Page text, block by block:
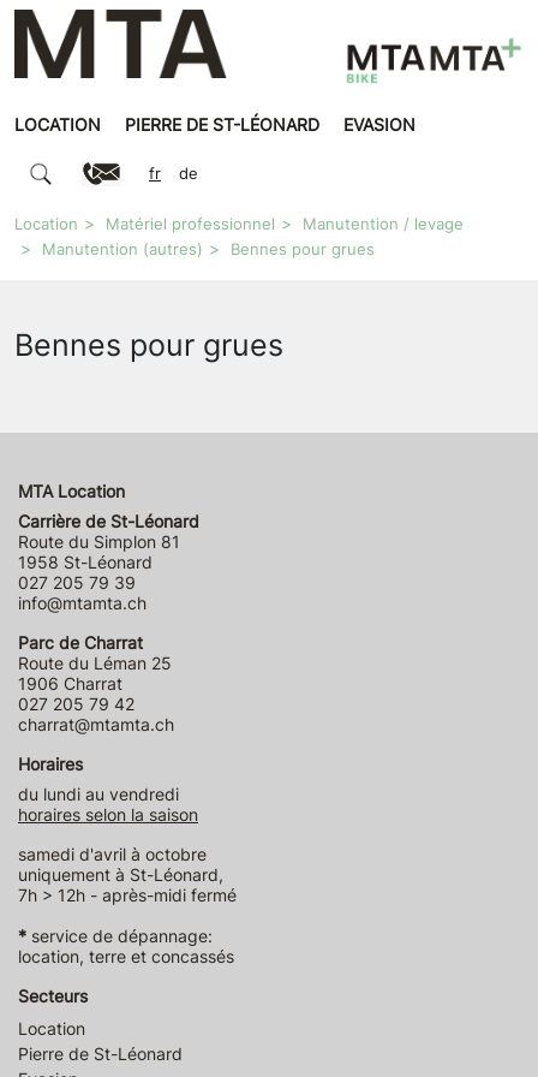
LOCATION PIERRE DE ST-LÉONARD EVASION
fr de
Location Matériel professionnel
Manutention / levage
Manutention (autres)
Bennes pour grues
Bennes pour grues
MTA Location
Carrière de St-Léonard
Route du Simplon 81
1958 St-Léonard
027 205 79 39
info@mtamta.ch
Parc de Charrat
Route du Léman 25
1906 Charrat
027 205 79 42
charrat@mtamta.ch
Horaires
du lundi au vendredi
horaires selon la saison
samedi d'avril à octobre
uniquement à St-Léonard,
7h > 12h - après-midi fermé
* service de dépannage:
location, terre et concassés
Secteurs
Location
Pierre de St-Léonard